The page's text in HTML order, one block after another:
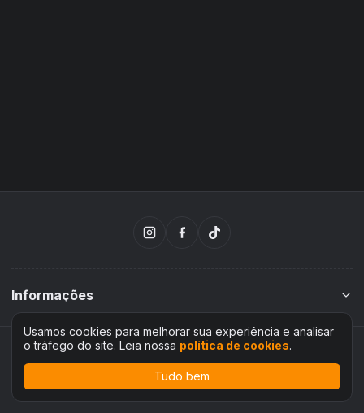
Informações
Plataforma desenvolvida por
Voltar ao topo
Usamos cookies para melhorar sua experiência e analisar
o tráfego do site. Leia nossa política de cookies.
Tudo bem